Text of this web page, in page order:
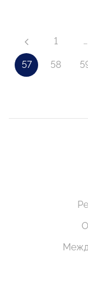
1 …
57 58